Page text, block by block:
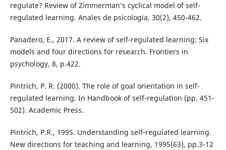
regulate? Review of Zimmerman’s cyclical model of self-
regulated learning. Anales de psicologia, 30(2), 450-462.
Panadero, E., 2017. A review of self-regulated learning: Six
models and four directions for research. Frontiers in
psychology, 8, p.422.
Pintrich, P. R. (2000). The role of goal orientation in self-
regulated learning. In Handbook of self-regulation (pp. 451-
502). Academic Press.
Pintrich, P.R., 1995. Understanding self‐regulated learning.
New directions for teaching and learning, 1995(63), pp.3-12